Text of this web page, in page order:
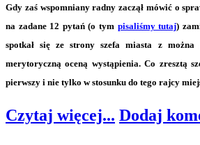
Gdy zaś wspomniany radny zaczął mówić o
na zadane 12 pytań (o tym pisaliśmy tutaj)
spotkał się ze strony szefa miasta z
merytoryczną oceną wystąpienia. Co zresztą
pierwszy i nie tylko w stosunku do tego rajcy
Czytaj więcej... Dodaj